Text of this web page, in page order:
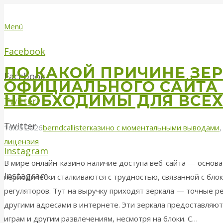
Menü
Facebook
Facebook
Twitter
Twitter
Instagram
Instagram
ПО КАКОЙ ПРИЧИНЕ
ОФИЦИАЛЬНОГО САЙТА
НЕОБХОДИМЫ ДЛЯ
16.05.2026berndcallisterказино с моментальными выводами,
лицензия
В мире онлайн-казино наличие доступа веб-сайта —
периодически сталкиваются с трудностью, связанной с
регуляторов. Тут на выручку приходят зеркала — точные
другими адресами в интернете. Эти зеркала
играм и другим развлечениям, несмотря на блоки. С…